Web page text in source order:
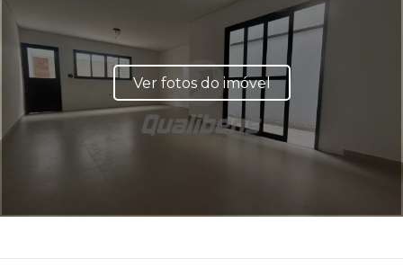
Ver fotos do imóvel